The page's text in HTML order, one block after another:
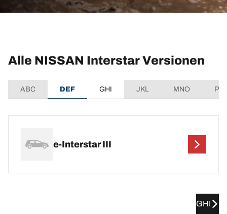
Alle NISSAN Interstar Versionen
ABC DEF GHI JKL MNO
e-Interstar III
GHI